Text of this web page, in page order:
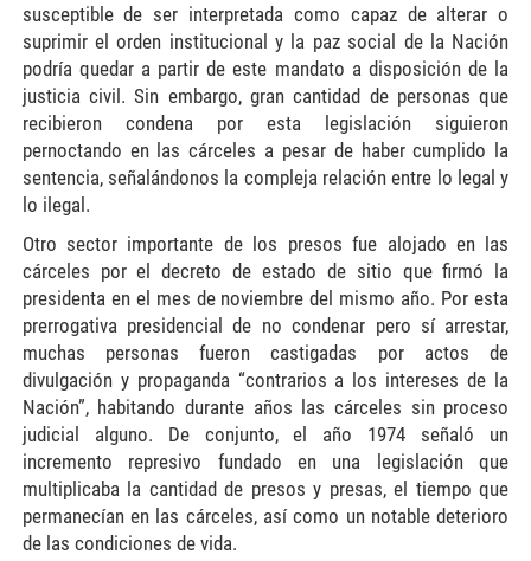
susceptible de ser interpretada como capaz de alterar o
suprimir el orden institucional y la paz social de la Nación
podría quedar a partir de este mandato a disposición de la
justicia civil. Sin embargo, gran cantidad de personas que
recibieron condena por esta legislación siguieron
pernoctando en las cárceles a pesar de haber cumplido la
sentencia, señalándonos la compleja relación entre lo legal y
lo ilegal.
Otro sector importante de los presos fue alojado en las
cárceles por el decreto de estado de sitio que firmó la
presidenta en el mes de noviembre del mismo año. Por esta
prerrogativa presidencial de no condenar pero sí arrestar,
muchas personas fueron castigadas por actos de
divulgación y propaganda “contrarios a los intereses de la
Nación”, habitando durante años las cárceles sin proceso
judicial alguno. De conjunto, el año 1974 señaló un
incremento represivo fundado en una legislación que
multiplicaba la cantidad de presos y presas, el tiempo que
permanecían en las cárceles, así como un notable deterioro
de las condiciones de vida.